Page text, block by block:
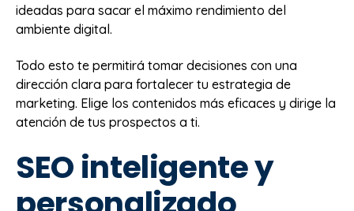
ideadas para sacar el máximo rendimiento del
ambiente digital.
Todo esto te permitirá tomar decisiones con una
dirección clara para fortalecer tu estrategia de
marketing. Elige los contenidos más eficaces y dirige la
atención de tus prospectos a ti.
SEO inteligente y